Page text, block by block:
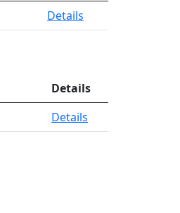
Details
Details
Details